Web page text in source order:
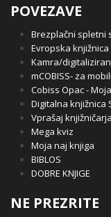
POVEZAVE
Brezplačni spletni
Evropska knjižnica
Kamra/
mCOBISS- za
Cobiss Opac -
Digitalna knjižnica
Vprašaj knjižničarja
Mega kviz
Moja naj knjiga
BIBLOS
DOBRE KNJIGE
NE PREZRITE